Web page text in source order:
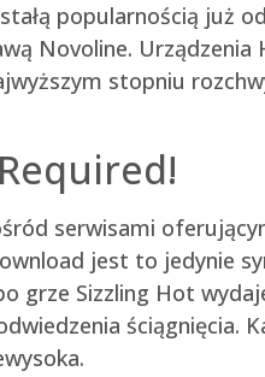
popularnością już
Novoline.
stopniu
serwisami
jest to jedynie
grze Sizzling Hot
ściągnięcia.